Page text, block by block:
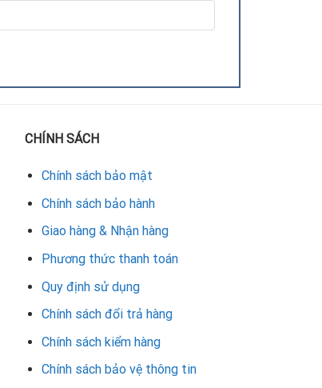
CHÍNH SÁCH
Chính sách bảo mật
Chính sách bảo hành
Giao hàng & Nhận hàng
Phương thức thanh toán
Quy định sử dụng
Chính sách đổi trả hàng
Chính sách kiểm hàng
Chính sách bảo vệ thông tin